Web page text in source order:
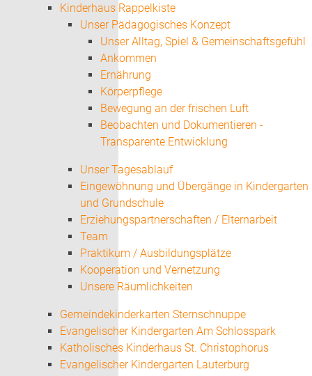
Kinderhaus Rappelkiste
Unser Pädagogisches Konzept
Unser Alltag, Spiel & Gemeinschaftsgefühl
Ankommen
Ernährung
Körperpflege
Bewegung an der frischen Luft
Beobachten und Dokumentieren -
Transparente Entwicklung
Unser Tagesablauf
Eingewöhnung und Übergänge in Kindergarten
und Grundschule
Erziehungspartnerschaften / Elternarbeit
Team
Praktikum / Ausbildungsplätze
Kooperation und Vernetzung
Unsere Räumlichkeiten
Gemeindekinderkarten Sternschnuppe
Evangelischer Kindergarten Am Schlosspark
Katholisches Kinderhaus St. Christophorus
Evangelischer Kindergarten Lauterburg